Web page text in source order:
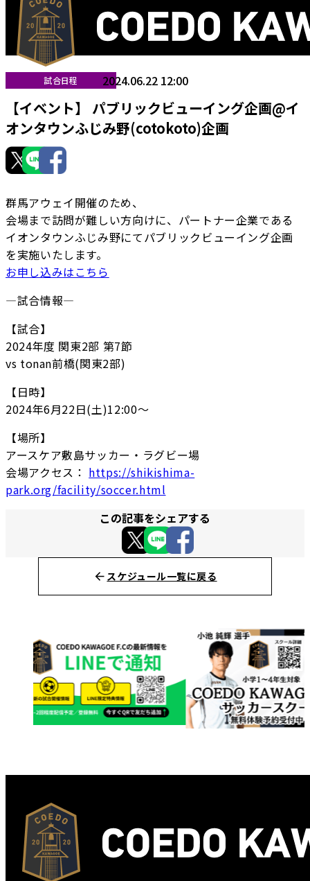
試合日程 2024.06.22 12:00
【イベント】 パブリックビューイング企画@イ
オンタウンふじみ野(cotokoto)企画
群馬アウェイ開催のため、
会場まで訪問が難しい方向けに、パートナー企業である
イオンタウンふじみ野にてパブリックビューイング企画
を実施いたします。
お申し込みはこちら
—試合情報—
【試合】
2024年度 関東2部 第7節
vs tonan前橋(関東2部)
【日時】
2024年6月22日(土)12:00〜
【場所】
アースケア敷島サッカー・ラグビー場
会場アクセス： https://shikishima-
park.org/facility/soccer.html
この記事をシェアする
スケジュール一覧に戻る